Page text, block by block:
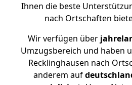
Ihnen die beste
nach Ortschaften
Wir verfügen über
Umzugsbereich und haben
Recklinghausen nach
anderem auf